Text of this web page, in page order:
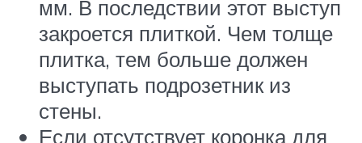
мм. В последствии этот выступ
закроется плиткой. Чем толще
плитка, тем больше должен
выступать подрозетник из
стены.
Если отсутствует коронка для